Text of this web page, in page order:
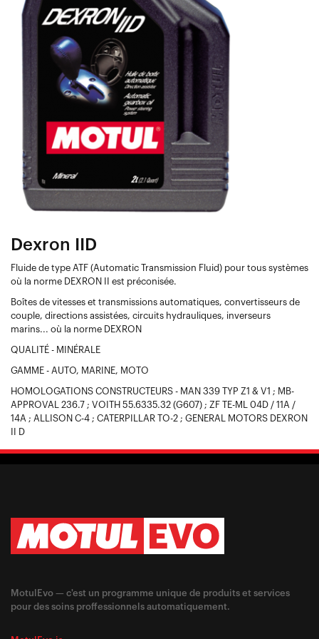
Dexron IID
Fluide de type ATF (Automatic Transmission Fluid) pour tous systèmes
où la norme DEXRON II est préconisée.
Boîtes de vitesses et transmissions automatiques, convertisseurs de
couple, directions assistées, circuits hydrauliques, inverseurs
marins... où la norme DEXRON
QUALITÉ - MINÉRALE
GAMME - AUTO, MARINE, MOTO
HOMOLOGATIONS CONSTRUCTEURS - MAN 339 TYP Z1 & V1 ; MB-
APPROVAL 236.7 ; VOITH 55.6335.32 (G607) ; ZF TE-ML 04D / 11A /
14A ; ALLISON C-4 ; CATERPILLAR TO-2 ; GENERAL MOTORS DEXRON
II D
MotulEvo — c'est un programme unique de produits et services
pour des soins proffessionnels automatiquement.